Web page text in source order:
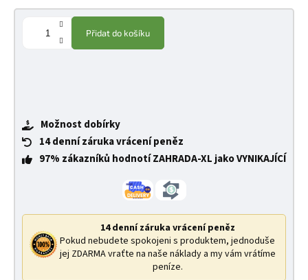
Přidat do košíku
Možnost dobírky
14 denní záruka vrácení peněz
97% zákazníků hodnotí ZAHRADA-XL jako VYNIKAJÍCÍ
14 denní záruka vrácení peněz
Pokud nebudete spokojeni s produktem, jednoduše
jej ZDARMA vraťte na naše náklady a my vám vrátíme
peníze.